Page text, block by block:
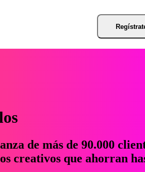
de más de 90.000
creativos que ahorran